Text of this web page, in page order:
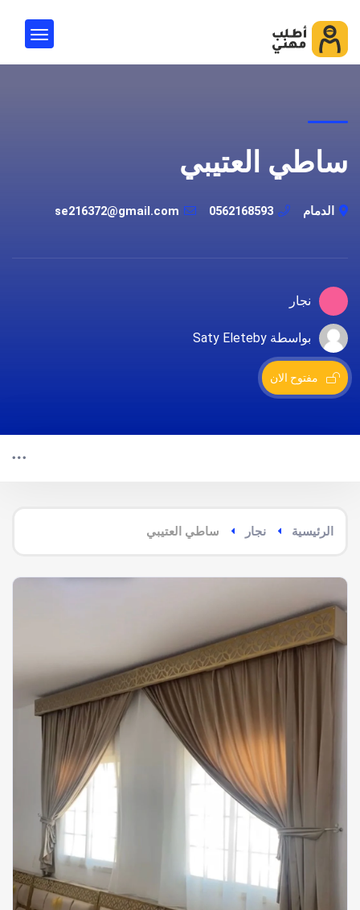
ساطي العتيبي
الدمام 0562168593
se216372@gmail.com
نجار
بواسطة Saty Eleteby
مفتوح الان
الرئيسية نجار ساطي العتيبي